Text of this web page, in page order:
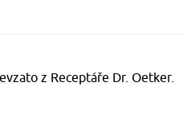
z Receptáře Dr. Oetker.